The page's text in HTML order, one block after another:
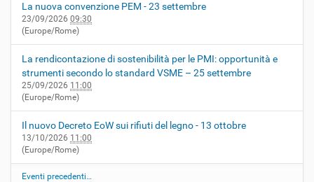
La nuova convenzione PEM - 23 settembre
23/09/2026 09:30
(Europe/Rome)
La rendicontazione di sostenibilità per le PMI: opportunità e
strumenti secondo lo standard VSME – 25 settembre
25/09/2026 11:00
(Europe/Rome)
Il nuovo Decreto EoW sui rifiuti del legno - 13 ottobre
13/10/2026 11:00
(Europe/Rome)
Eventi precedenti…